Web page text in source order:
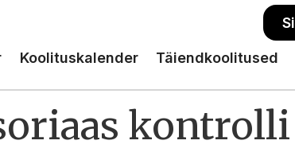
Koolituskalender Täiendkoolitused
kontrolli